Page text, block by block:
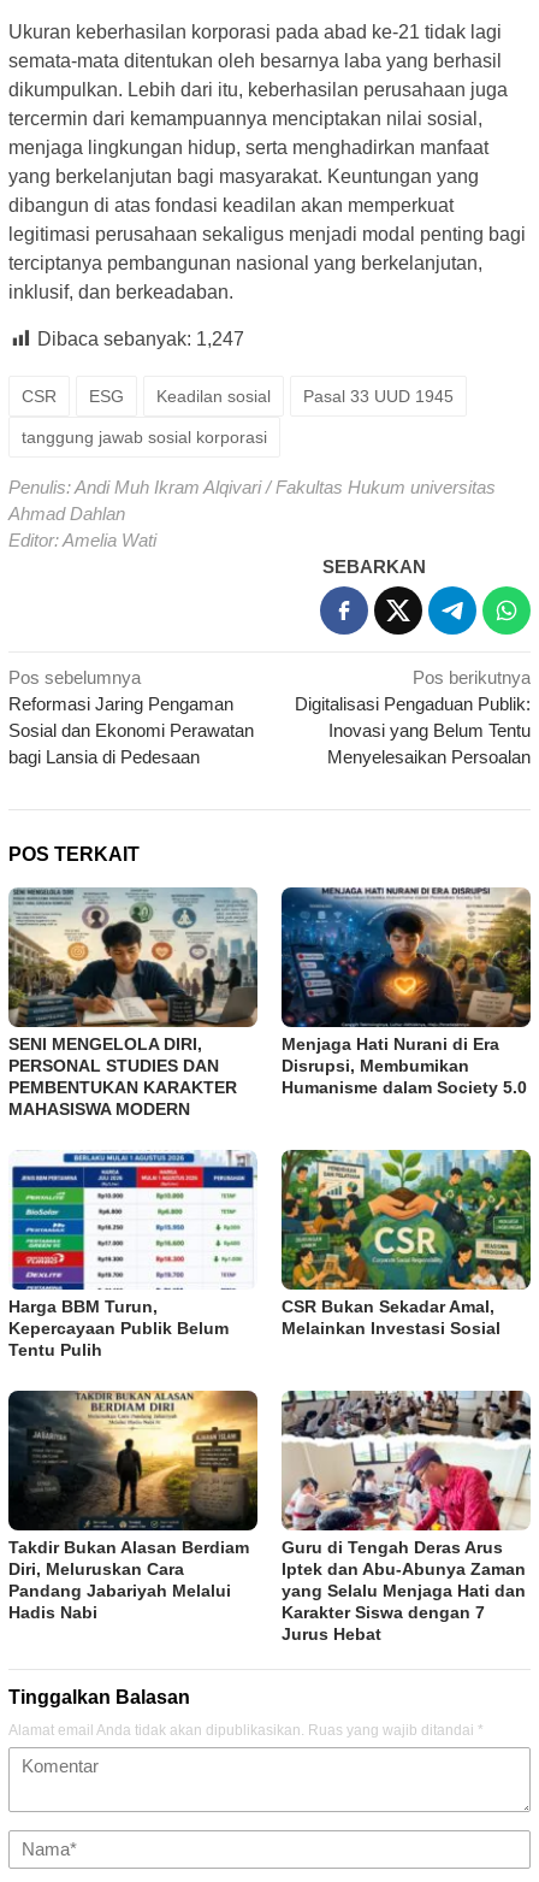
Ukuran keberhasilan korporasi pada abad ke-21 tidak lagi
semata-mata ditentukan oleh besarnya laba yang berhasil
dikumpulkan. Lebih dari itu, keberhasilan perusahaan juga
tercermin dari kemampuannya menciptakan nilai sosial,
menjaga lingkungan hidup, serta menghadirkan manfaat
yang berkelanjutan bagi masyarakat. Keuntungan yang
dibangun di atas fondasi keadilan akan memperkuat
legitimasi perusahaan sekaligus menjadi modal penting bagi
terciptanya pembangunan nasional yang berkelanjutan,
inklusif, dan berkeadaban.
Dibaca sebanyak: 1,247
CSR ESG Keadilan sosial Pasal 33 UUD 1945
tanggung jawab sosial korporasi
Penulis: Andi Muh Ikram Alqivari / Fakultas Hukum universitas
Ahmad Dahlan
Editor: Amelia Wati
SEBARKAN
Navigasi
pos
Pos sebelumnya
Reformasi Jaring Pengaman
Sosial dan Ekonomi Perawatan
bagi Lansia di Pedesaan
Pos berikutnya
Digitalisasi Pengaduan Publik:
Inovasi yang Belum Tentu
Menyelesaikan Persoalan
POS TERKAIT
SENI MENGELOLA DIRI,
PERSONAL STUDIES DAN
PEMBENTUKAN KARAKTER
MAHASISWA MODERN
Menjaga Hati Nurani di Era
Disrupsi, Membumikan
Humanisme dalam Society 5.0
Harga BBM Turun,
Kepercayaan Publik Belum
Tentu Pulih
CSR Bukan Sekadar Amal,
Melainkan Investasi Sosial
Takdir Bukan Alasan Berdiam
Diri, Meluruskan Cara
Pandang Jabariyah Melalui
Hadis Nabi
Guru di Tengah Deras Arus
Iptek dan Abu-Abunya Zaman
yang Selalu Menjaga Hati dan
Karakter Siswa dengan 7
Jurus Hebat
Tinggalkan Balasan
Alamat email Anda tidak akan dipublikasikan. Ruas yang wajib ditandai *